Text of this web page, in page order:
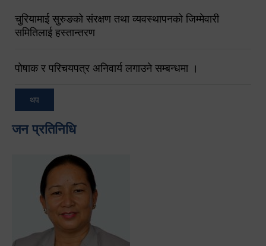
चुरियामाई सुरुङको संरक्षण तथा व्यवस्थापनको जिम्मेवारी
समितिलाई हस्तान्तरण
पोषाक र परिचयपत्र अनिवार्य लगाउने सम्बन्धमा ।
थप
जन प्रतिनिधि